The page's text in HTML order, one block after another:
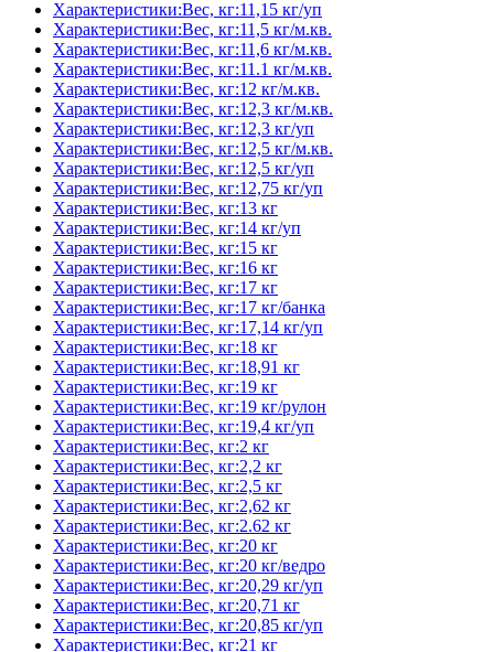
Характеристики:Вес, кг:11,15 кг/уп
Характеристики:Вес, кг:11,5 кг/м.кв.
Характеристики:Вес, кг:11,6 кг/м.кв.
Характеристики:Вес, кг:11.1 кг/м.кв.
Характеристики:Вес, кг:12 кг/м.кв.
Характеристики:Вес, кг:12,3 кг/м.кв.
Характеристики:Вес, кг:12,3 кг/уп
Характеристики:Вес, кг:12,5 кг/м.кв.
Характеристики:Вес, кг:12,5 кг/уп
Характеристики:Вес, кг:12,75 кг/уп
Характеристики:Вес, кг:13 кг
Характеристики:Вес, кг:14 кг/уп
Характеристики:Вес, кг:15 кг
Характеристики:Вес, кг:16 кг
Характеристики:Вес, кг:17 кг
Характеристики:Вес, кг:17 кг/банка
Характеристики:Вес, кг:17,14 кг/уп
Характеристики:Вес, кг:18 кг
Характеристики:Вес, кг:18,91 кг
Характеристики:Вес, кг:19 кг
Характеристики:Вес, кг:19 кг/рулон
Характеристики:Вес, кг:19,4 кг/уп
Характеристики:Вес, кг:2 кг
Характеристики:Вес, кг:2,2 кг
Характеристики:Вес, кг:2,5 кг
Характеристики:Вес, кг:2,62 кг
Характеристики:Вес, кг:2.62 кг
Характеристики:Вес, кг:20 кг
Характеристики:Вес, кг:20 кг/ведро
Характеристики:Вес, кг:20,29 кг/уп
Характеристики:Вес, кг:20,71 кг
Характеристики:Вес, кг:20,85 кг/уп
Характеристики:Вес, кг:21 кг